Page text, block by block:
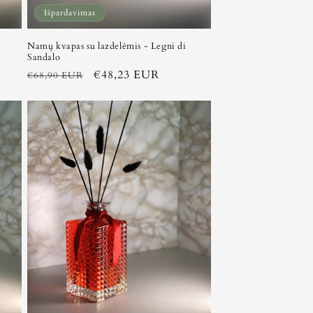
Išpardavimas
Namų kvapas su lazdelėmis - Legni di
Sandalo
Įprasta
€68,90 EUR
Išpardavimo
€48,23 EUR